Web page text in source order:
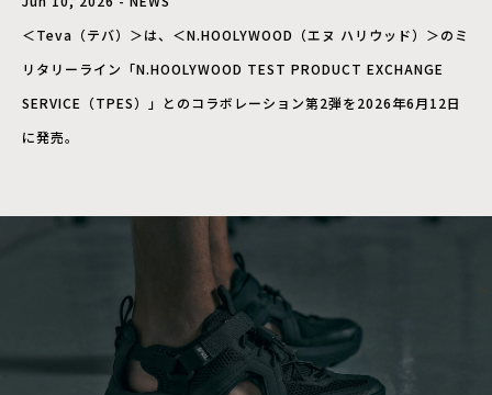
＜Teva（テバ）＞は、＜N.HOOLYWOOD（エヌ ハリウッド）＞のミ
リタリーライン「N.HOOLYWOOD TEST PRODUCT EXCHANGE
SERVICE（TPES）」とのコラボレーション第2弾を2026年6月12日
に発売。